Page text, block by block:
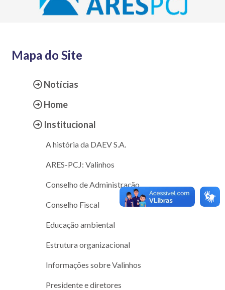
Mapa do Site
Notícias
Home
Institucional
A história da DAEV S.A.
ARES-PCJ: Valinhos
Conselho de Administração
Conselho Fiscal
Educação ambiental
Estrutura organizacional
Informações sobre Valinhos
Presidente e diretores